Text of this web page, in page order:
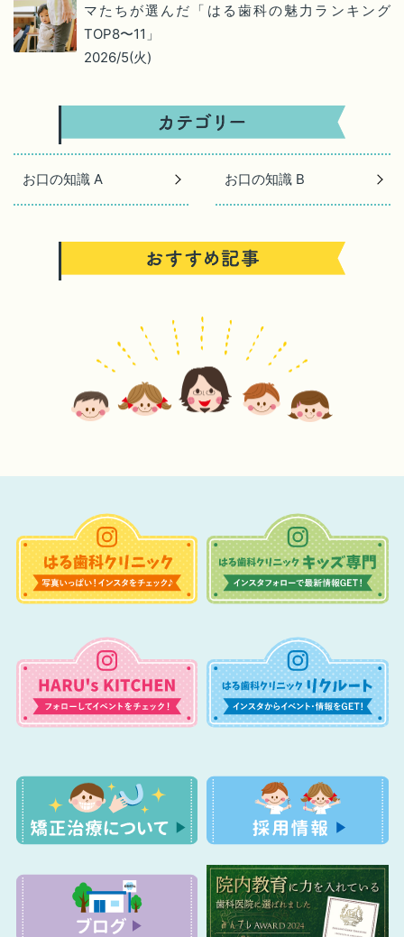
マたちが選んだ「はる歯科の魅力ランキング
TOP8〜11」
2026/5(火)
お口の知識 A お口の知識 B